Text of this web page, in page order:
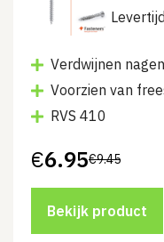
Verdwijnen
Voorzien van
RVS 410
€9.45
Oorspronkelijke
was:
€9.45.
€6.95
Huidige
is:
€6.95.
Bekijk product